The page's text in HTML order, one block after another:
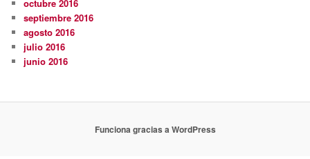
octubre 2016
septiembre 2016
agosto 2016
julio 2016
junio 2016
Funciona gracias a WordPress